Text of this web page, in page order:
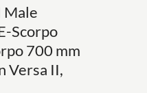
Male
Scorpo
700 mm
Versa II,